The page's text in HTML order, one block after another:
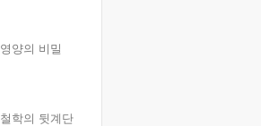
영양의 비밀
철학의 뒷계단